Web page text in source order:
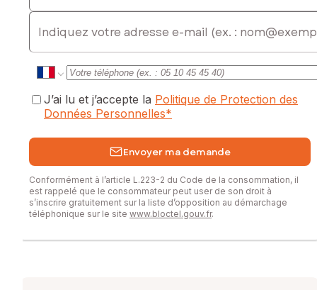
Contactez votre conseiller SAFTI : Céline LASJUNIES, Tél. :
06 60 72 81 36, E-mail : celine.lasjunies@safti.fr - EI - Agent
commercial immatriculé au RSAC de BORDEAUX sous le
E-mail
J’ai lu et j’accepte la Politique de Protection des
Données Personnelles*
Envoyer ma demande
Conformément à l’article L.223-2 du Code de la consommation, il
est rappelé que le consommateur peut user de son droit à
s’inscrire gratuitement sur la liste d’opposition au démarchage
téléphonique sur le site www.bloctel.gouv.fr.